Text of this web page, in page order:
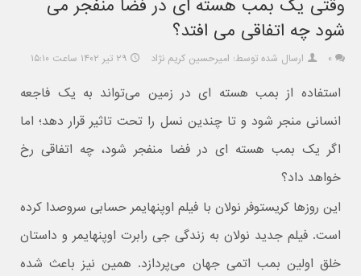
وقتی یک بمب هسته ای در فضا منفجر می
شود چه اتفاقی می افتد؟
۰ ارسال شده توسط: امیرحسین کریم نژاد ۲۹ تیر ۱۴۰۲ ساعت ۱۵:۱۰
استفاده از بمب هسته ای در زمین می‌تواند به یک فاجعه
انسانی منجر شود و تا چندین نسل را تحت تاثیر قرار دهد؛ اما
اگر یک بمب هسته ای در فضا منفجر شود، چه اتفاقی رخ
خواهد داد؟
این روزها کریستوفر نولان با فیلم اوپنهایمر حسابی سر‌و‌صدا کرده
است. فیلم جدید نولان به زندگی جی رابرت اوپنهایمر و داستان
خلق اولین بمب اتمی جهان می‌پردازد. همین نیز باعث شده